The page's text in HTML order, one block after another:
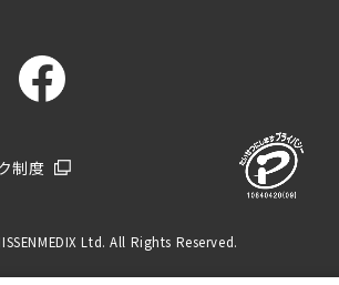
制度
Ltd. All Rights Reserved.